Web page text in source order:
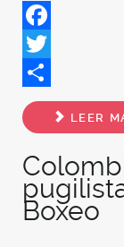
Facebook
Twitter
Share
LEER
Boxeo